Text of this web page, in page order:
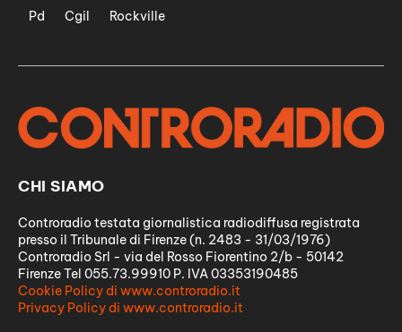
Pd
Cgil Rockville
CHI SIAMO
Controradio testata giornalistica radiodiffusa registrata
presso il Tribunale di Firenze (n. 2483 - 31/03/1976)
Controradio Srl - via del Rosso Fiorentino 2/b - 50142
Firenze Tel 055.73.99910 P. IVA 03353190485
Cookie Policy di www.controradio.it
Privacy Policy di www.controradio.it